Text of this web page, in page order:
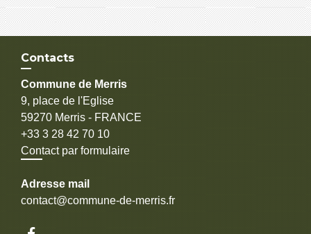
Contacts
Commune de Merris
9, place de l'Eglise
59270 Merris - FRANCE
+33 3 28 42 70 10
Contact par formulaire
Adresse mail
contact@commune-de-merris.fr